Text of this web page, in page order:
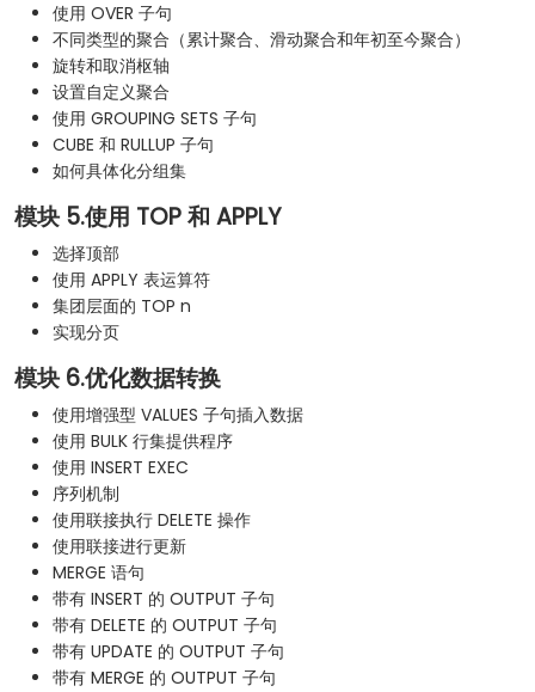
使用 OVER 子句
不同类型的聚合（累计聚合、滑动聚合和年初至今聚合）
旋转和取消枢轴
设置自定义聚合
使用 GROUPING SETS 子句
CUBE 和 RULLUP 子句
如何具体化分组集
模块 5.使用 TOP 和 APPLY
选择顶部
使用 APPLY 表运算符
集团层面的 TOP n
实现分页
模块 6.优化数据转换
使用增强型 VALUES 子句插入数据
使用 BULK 行集提供程序
使用 INSERT EXEC
序列机制
使用联接执行 DELETE 操作
使用联接进行更新
MERGE 语句
带有 INSERT 的 OUTPUT 子句
带有 DELETE 的 OUTPUT 子句
带有 UPDATE 的 OUTPUT 子句
带有 MERGE 的 OUTPUT 子句